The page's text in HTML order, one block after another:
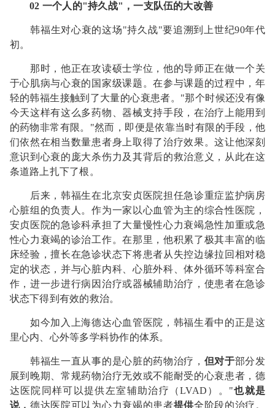
02 一个人的"持久战"，一支队伍的大改善
韩福生对心衰的这场"持久战"要追溯到上世纪90年代
初。
那时，他正在攻读硕士学位，他的导师正在做一个关
于心肌病与心衰的国家级课题。在参与课题的过程中，年
轻的韩福生接触到了大量的心衰患者。"那个时候还没有像
今天这样有这么多药物、器械支持手段，在治疗上能用到
的药物非常有限。"然而，即便是依靠当时有限的手段，他
们依然在相当数量患者身上取得了治疗效果。这让他深刻
意识到心衰的庞大杀伤力及其背后的救治意义，从此在这
条道路上扎下了根。
后来，韩福生在北京安贞医院担任急诊重症监护病房
心脏组的负责人。作为一家以心血管为主的综合性医院，
安贞医院的急诊科承担了大量慢性心力衰竭急性加重或急
性心力衰竭的诊治工作。在那里，他积累了极其丰富的临
床经验，擅长在急诊状态下将患者从失控边缘拉回相对稳
定的状态，并与心脏内科、心脏外科、体外循环等科室合
作，进一步进行病因治疗或器械辅助治疗，使患者在急诊
状态下得到有效的救治。
如今加入上海德达心血管医院，韩福生看中的正是这
里心内、心外等多学科协作的体系。
韩福生一直从事的是心脏的药物治疗， 但对于部分发
展到晚期、常规药物治疗无效或不能耐受的心衰患者，德
达医院同样可以提供左室辅助治疗（LVAD）。"也就是
说，德达医院可以为心力衰竭的患者提供全阶段的治疗。